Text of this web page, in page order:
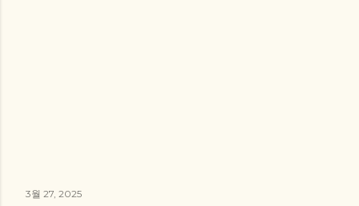
3월 27, 2025